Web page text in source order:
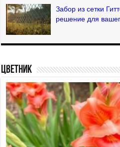
Забор из сетки
решение для
Цветник